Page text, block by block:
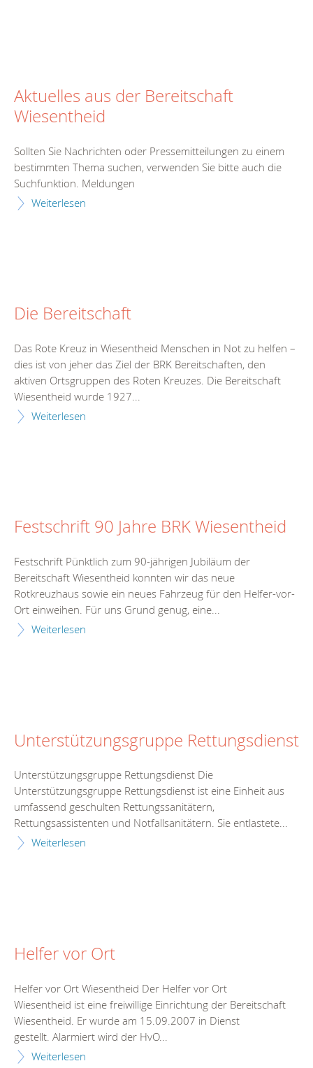
Aktuelles aus der Bereitschaft
Wiesentheid
Sollten Sie Nachrichten oder Pressemitteilungen zu einem
bestimmten Thema suchen, verwenden Sie bitte auch die
Suchfunktion. Meldungen
Weiterlesen
Die Bereitschaft
Das Rote Kreuz in Wiesentheid Menschen in Not zu helfen –
dies ist von jeher das Ziel der BRK Bereitschaften, den
aktiven Ortsgruppen des Roten Kreuzes. Die Bereitschaft
Wiesentheid wurde 1927...
Weiterlesen
Festschrift 90 Jahre BRK Wiesentheid
Festschrift Pünktlich zum 90-jährigen Jubiläum der
Bereitschaft Wiesentheid konnten wir das neue
Rotkreuzhaus sowie ein neues Fahrzeug für den Helfer-vor-
Ort einweihen. Für uns Grund genug, eine...
Weiterlesen
Unterstützungsgruppe Rettungsdienst
Unterstützungsgruppe Rettungsdienst Die
Unterstützungsgruppe Rettungsdienst ist eine Einheit aus
umfassend geschulten Rettungssanitätern,
Rettungsassistenten und Notfallsanitätern. Sie entlastete...
Weiterlesen
Helfer vor Ort
Helfer vor Ort Wiesentheid Der Helfer vor Ort
Wiesentheid ist eine freiwillige Einrichtung der Bereitschaft
Wiesentheid. Er wurde am 15.09.2007 in Dienst
gestellt. Alarmiert wird der HvO...
Weiterlesen